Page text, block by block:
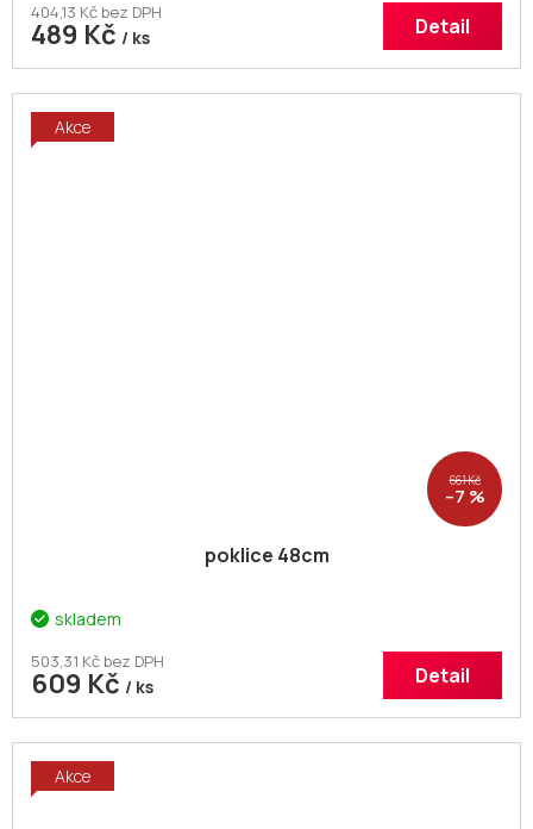
404,13 Kč bez DPH
489 Kč / ks Detail
Akce
661 Kč
–7 %
poklice 48cm
skladem
503,31 Kč bez DPH
609 Kč / ks Detail
Akce